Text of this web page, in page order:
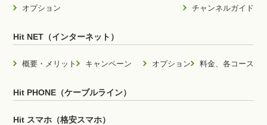
チャンネルガイド
オプション
Hit NET（インターネット）
概要・メリット 料金、各コース
キャンペーン オプション
Hit PHONE（ケーブルライン）
Hit スマホ（格安スマホ）